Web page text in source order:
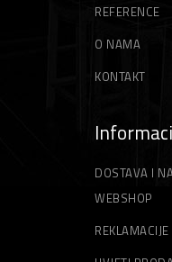
REFERENCE
O NAMA
KONTAKT
DOSTAVA I
WEBSHOP